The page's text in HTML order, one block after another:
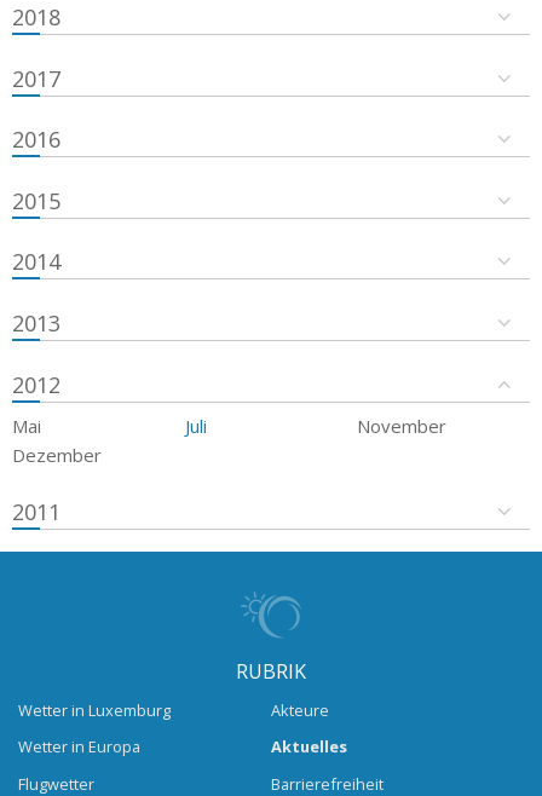
2018
2017
2016
2015
2014
2013
2012
Mai Juli
November
Dezember
2011
RUBRIK
Wetter in Luxemburg
Wetter in Europa
Flugwetter
Akteure
Aktuelles
Barrierefreiheit